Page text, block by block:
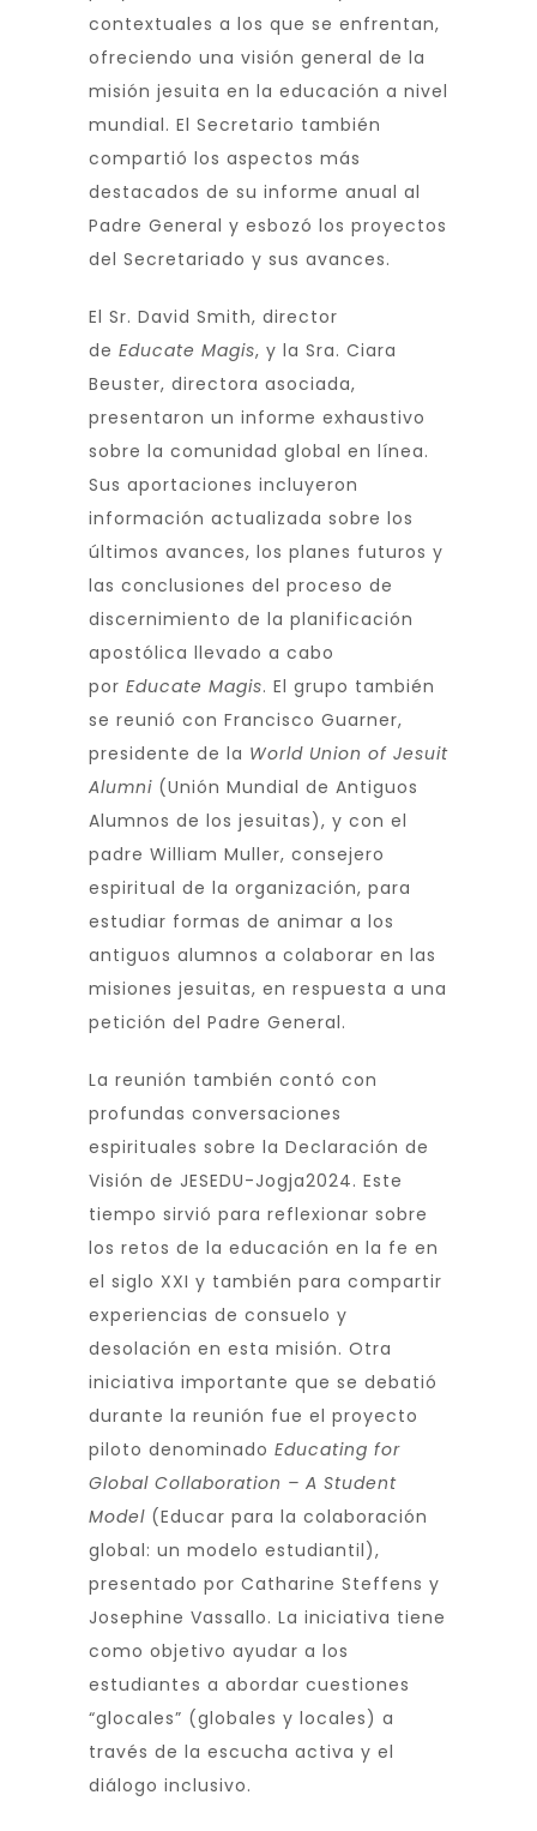
contextuales a los que se enfrentan,
ofreciendo una visión general de la
misión jesuita en la educación a nivel
mundial. El Secretario también
compartió los aspectos más
destacados de su informe anual al
Padre General y esbozó los proyectos
del Secretariado y sus avances.
El Sr. David Smith, director
de Educate Magis, y la Sra. Ciara
Beuster, directora asociada,
presentaron un informe exhaustivo
sobre la comunidad global en línea.
Sus aportaciones incluyeron
información actualizada sobre los
últimos avances, los planes futuros y
las conclusiones del proceso de
discernimiento de la planificación
apostólica llevado a cabo
por Educate Magis. El grupo también
se reunió con Francisco Guarner,
presidente de la World Union of Jesuit
Alumni (Unión Mundial de Antiguos
Alumnos de los jesuitas), y con el
padre William Muller, consejero
espiritual de la organización, para
estudiar formas de animar a los
antiguos alumnos a colaborar en las
misiones jesuitas, en respuesta a una
petición del Padre General.
La reunión también contó con
profundas conversaciones
espirituales sobre la Declaración de
Visión de JESEDU-Jogja2024. Este
tiempo sirvió para reflexionar sobre
los retos de la educación en la fe en
el siglo XXI y también para compartir
experiencias de consuelo y
desolación en esta misión. Otra
iniciativa importante que se debatió
durante la reunión fue el proyecto
piloto denominado Educating for
Global Collaboration – A Student
Model (Educar para la colaboración
global: un modelo estudiantil),
presentado por Catharine Steffens y
Josephine Vassallo. La iniciativa tiene
como objetivo ayudar a los
estudiantes a abordar cuestiones
“glocales” (globales y locales) a
través de la escucha activa y el
diálogo inclusivo.